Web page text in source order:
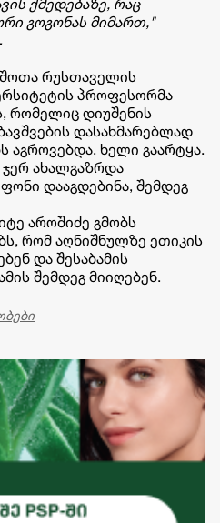
ქმედებაზე, რაც
გოგონას მიმართ,"
შოთა რუსთაველის
პროფესორმა
რომელიც დიუშენის
დასახმარებლად
აგროვებდა, ხელი გაარტყა.
ჯერ ახალგაზრდა
დააგდებინა, შემდეგ
აროშიძე გმობს
რომ აღნიშნულზე ეთიკის
და შესაბამის
შემდეგ მიიღებენ.